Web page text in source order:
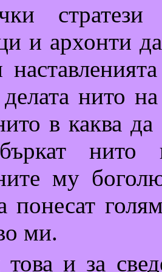
и архонти да
нито
в каква
нито
му
понесат
ми.
и за